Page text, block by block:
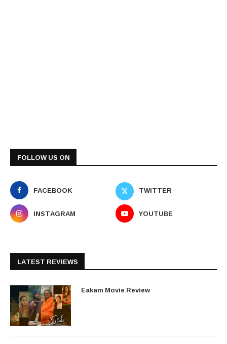
FOLLOW US ON
FACEBOOK
TWITTER
INSTAGRAM
YOUTUBE
LATEST REVIEWS
Eakam Movie Review